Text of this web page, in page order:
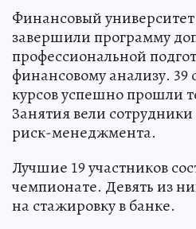
Финансовый
завершили программу
профессиональной
финансовому анализу. 39
курсов успешно прошли
Занятия вели
риск-менеджмента.
Лучшие 19 участников
чемпионате. Девять из
на стажировку в банке.